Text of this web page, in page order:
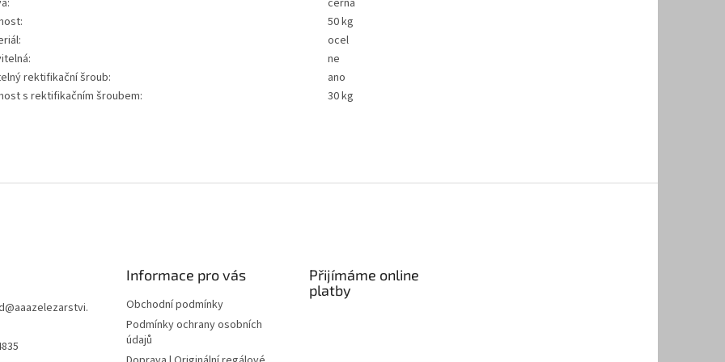
černá
50 kg
ocel
ne
rektifikační šroub:
ano
s rektifikačním šroubem:
30 kg
@aaazelezarstvi.
Informace pro vás
Obchodní podmínky
Podmínky ochrany osobních
údajů
Přijímáme online
platby